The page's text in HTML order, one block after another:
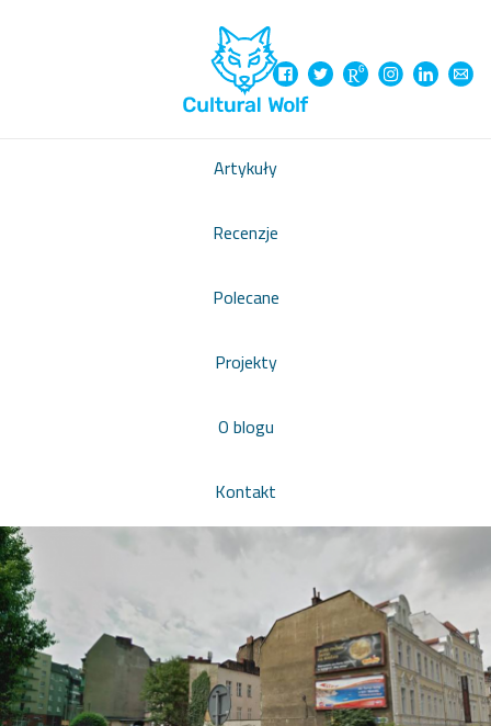
Artykuły
Recenzje
Polecane
Projekty
O blogu
Kontakt